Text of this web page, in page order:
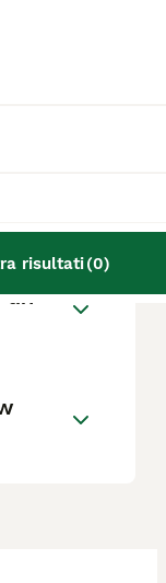
risultati(0)
un